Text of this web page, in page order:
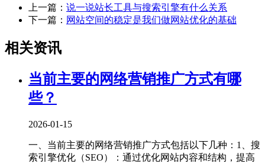
上一篇： 说一说站长工具与搜索引擎有什么关系
下一篇： 网站空间的稳定是我们做网站优化的基础
相关资讯
当前主要的网络营销推广方式有哪
些？
2026-01-15
一、当前主要的网络营销推广方式包括以下几种‌：1、‌搜
索引擎优化（SEO）‌：通过优化网站内容和结构，提高